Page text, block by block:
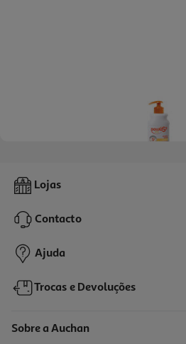
Champô Douxo S3 Pyo Cão/gato 200ml
27,05 €
Lojas
Contacto
Ajuda
Trocas e Devoluções
Sobre a Auchan